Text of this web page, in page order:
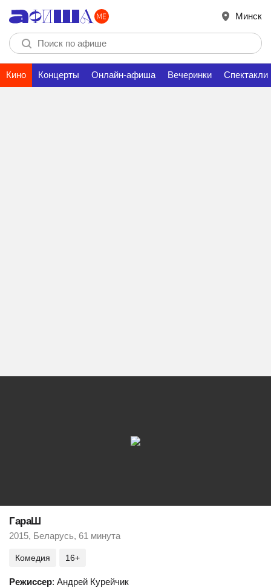
Минск
Кино Концерты Онлайн-афиша Вечеринки Спектакли
ГараШ
2015, Беларусь, 61 минута
Комедия 16+
Режиссер: Андрей Курейчик